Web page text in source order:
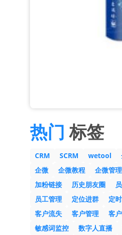
热门 标签
CRM SCRM wetool
企微
企微教程 企微管理
加粉链接
历史朋友圈
员工管理
定位进群 定
客户流失
客户管理 客
敏感词监控
数字人直播